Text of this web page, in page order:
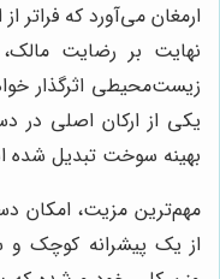
ارمغان می‌آورد که
نهایت بر رضایت
زیست‌محیطی اثرگذار
یکی از ارکان اصلی در
بهینه سوخت تبدیل
مهم‌ترین مزیت، امکان
از یک پیشرانه کوچک